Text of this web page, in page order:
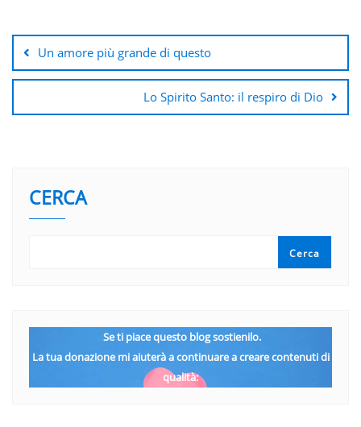
articoli
Un amore più grande di questo
Lo Spirito Santo: il respiro di Dio
CERCA
Cerca
Se ti piace questo blog sostienilo.
La tua donazione mi aiuterà a continuare a creare contenuti di
qualità: